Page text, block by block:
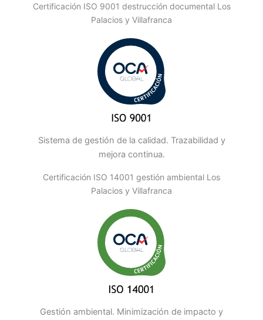
Certificación ISO 9001 destrucción documental Los
Palacios y Villafranca
Sistema de gestión de la calidad. Trazabilidad y
mejora continua.
Certificación ISO 14001 gestión ambiental Los
Palacios y Villafranca
Gestión ambiental. Minimización de impacto y